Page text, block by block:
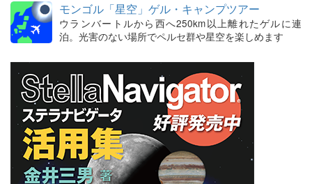
モンゴル「星空」ゲル・キャンプツアー
ウランバートルから西へ250km以上離れたゲルに連
泊。光害のない場所でペルセ群や星空を楽しめます